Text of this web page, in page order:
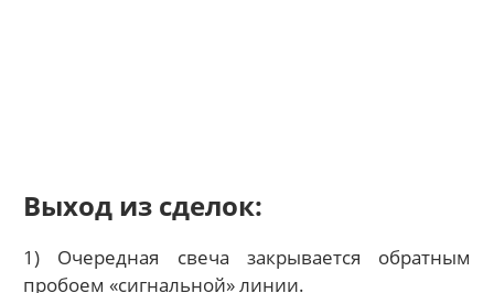
Выход из сделок:
1) Очередная свеча закрывается обратным
пробоем «сигнальной» линии.